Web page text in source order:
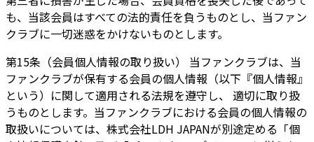
も、当該会員はすべての法的責任を負うものとし、当ファン
クラブに一切迷惑をかけないものとします。
第15条（会員個人情報の取り扱い） 当ファンクラブは、当
ファンクラブが保有する会員の個人情報（以下『個人情報』
という）に関して適用される法規を遵守し、 適切に取り扱
うものとします。当ファンクラブにおける会員の個人情報の
取扱いについては、株式会社LDH JAPANが別途定める「個